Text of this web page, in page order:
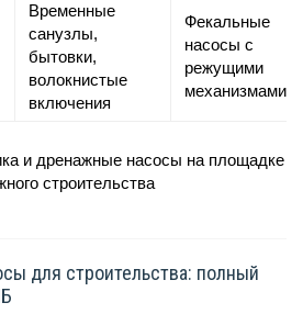
Временные
санузлы,
бытовки,
волокнистые
включения
Фекальные
насосы с
режущими
механизмами
для строительства: полный